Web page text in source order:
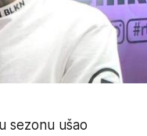
sezonu ušao